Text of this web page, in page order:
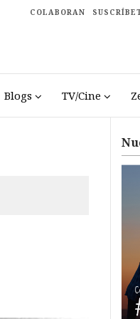
COLABORAN
Blogs TV/Cine